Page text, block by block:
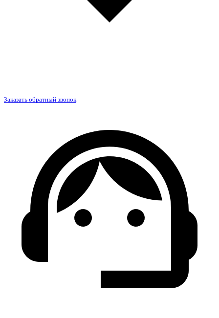
Заказать обратный звонок